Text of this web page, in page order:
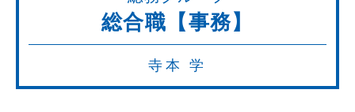
総合職【事務】
寺本 学